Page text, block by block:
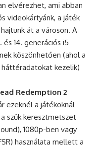
elvérezhet, ami abban
videokártyánk, a játék
át a városon. A
14. generációs i5
köszönhetően (ahol a
kezelik)
Redemption 2
ezeknél a játékoknál
szűk keresztmetszet
1080p-ben vagy
használata mellett a